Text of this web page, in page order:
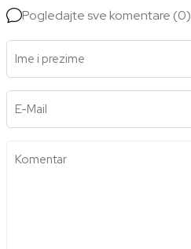
Pogledajte sve komentare (0)
Ime i prezime
E-Mail
Komentar